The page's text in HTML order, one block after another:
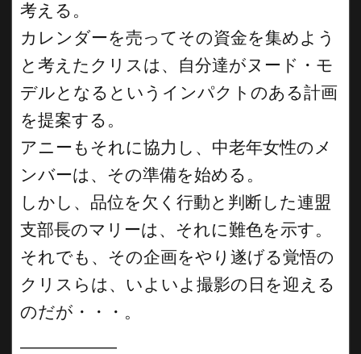
考える。
カレンダーを売ってその資金を集めよう
と考えたクリスは、自分達がヌード・モ
デルとなるというインパクトのある計画
を提案する。
アニーもそれに協力し、中老年女性のメ
ンバーは、その準備を始める。
しかし、品位を欠く行動と判断した連盟
支部長のマリーは、それに難色を示す。
それでも、その企画をやり遂げる覚悟の
クリスらは、いよいよ撮影の日を迎える
のだが・・・。